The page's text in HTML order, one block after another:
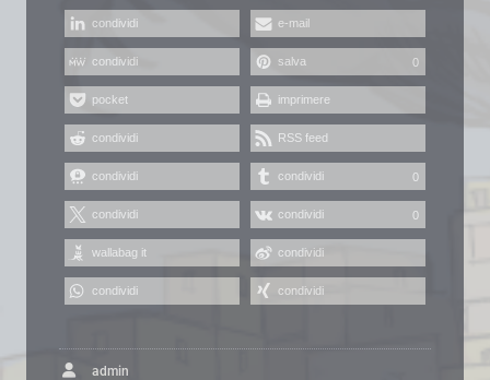
condividi e-mail
condividi salva 0
pocket imprimere
condividi RSS feed
condividi condividi 0
condividi condividi 0
wallabag it condividi
condividi condividi
admin